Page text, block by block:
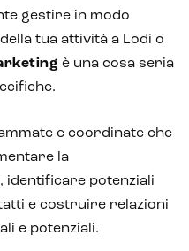
gestire in modo
tua attività a Lodi o
è una cosa seria
e coordinate che
la
identificare potenziali
e costruire relazioni
e potenziali.